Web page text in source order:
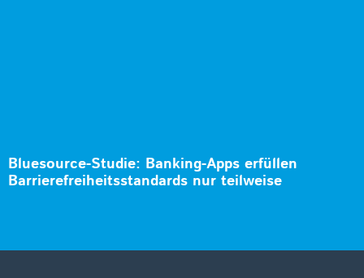
Bluesource-Studie: Banking-Apps erfüllen
Barrierefreiheitsstandards nur teilweise